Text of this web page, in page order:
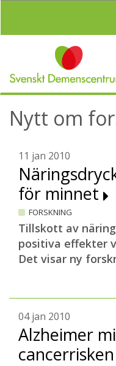
l
Nytt om
11 jan 2010
för minnet
FORSKNING
Tillskott av
positiva effekter
Det visar ny
04 jan 2010
Alzheimer
cancerrisken